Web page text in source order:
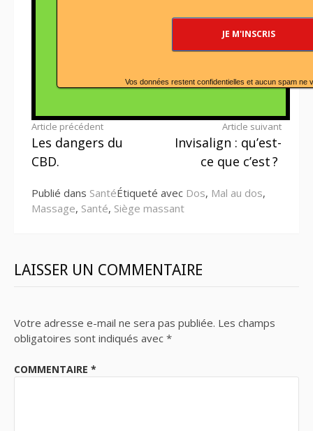
Vos données restent confidentielles et aucun spam ne
Lire
la
Article précédent
Les dangers du
CBD.
Article suivant
Invisalign : qu’est-
ce que c’est ?
Publié dans SantéÉtiqueté avec Dos, Mal au dos,
Massage, Santé, Siège massant
LAISSER UN COMMENTAIRE
Votre adresse e-mail ne sera pas publiée. Les champs
obligatoires sont indiqués avec *
COMMENTAIRE *